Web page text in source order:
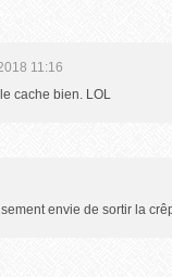
11:16
cache bien. LOL
envie de sortir la